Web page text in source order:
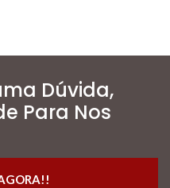
Dúvida,
Para Nos